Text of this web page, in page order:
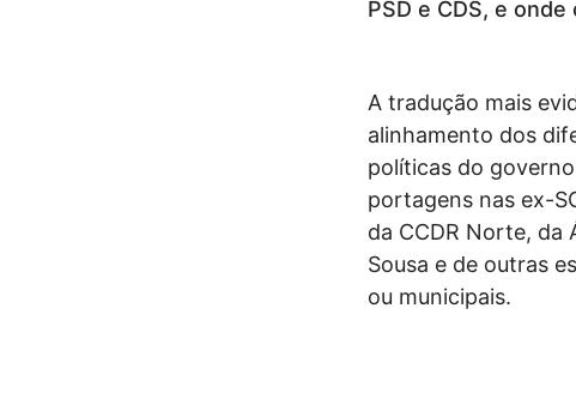
PSD e CDS, e
A tradução mais
alinhamento dos
políticas do
portagens nas ex-
da CCDR Norte, da
Sousa e de outras
ou municipais.